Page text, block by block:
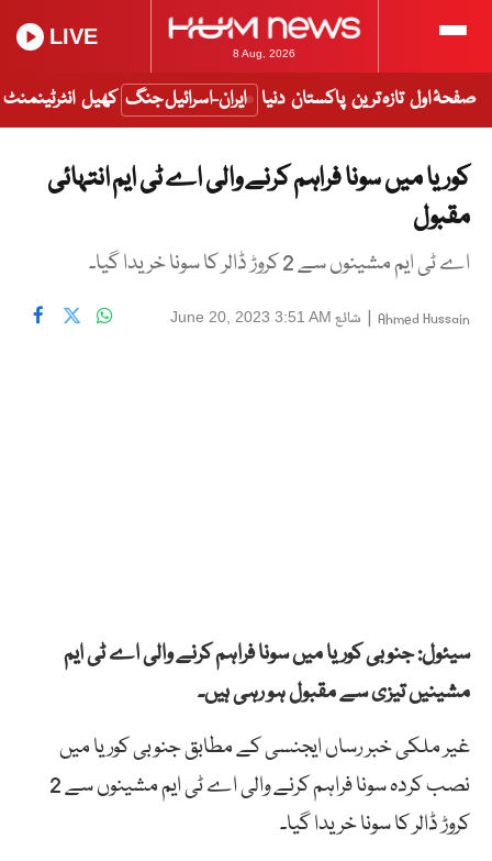
8 Aug, 2026
LIVE
صفحۂ اول تازہ ترین پاکستان دنیا ایران-اسرائیل جنگ کھیل انٹرٹینمنٹ
کوریا میں سونا فراہم کرنے والی اے ٹی ایم انتہائی
مقبول
اے ٹی ایم مشینوں سے 2 کروڑ ڈالر کا سونا خریدا گیا۔
Ahmed Hussain
| شائع June 20, 2023 3:51 AM
سیئول: جنوبی کوریا میں سونا فراہم کرنے والی اے ٹی ایم
مشینیں تیزی سے مقبول ہو رہی ہیں۔
غیر ملکی خبر رساں ایجنسی کے مطابق جنوبی کوریا میں
نصب کردہ سونا فراہم کرنے والی اے ٹی ایم مشینوں سے 2
کروڑ ڈالر کا سونا خریدا گیا۔